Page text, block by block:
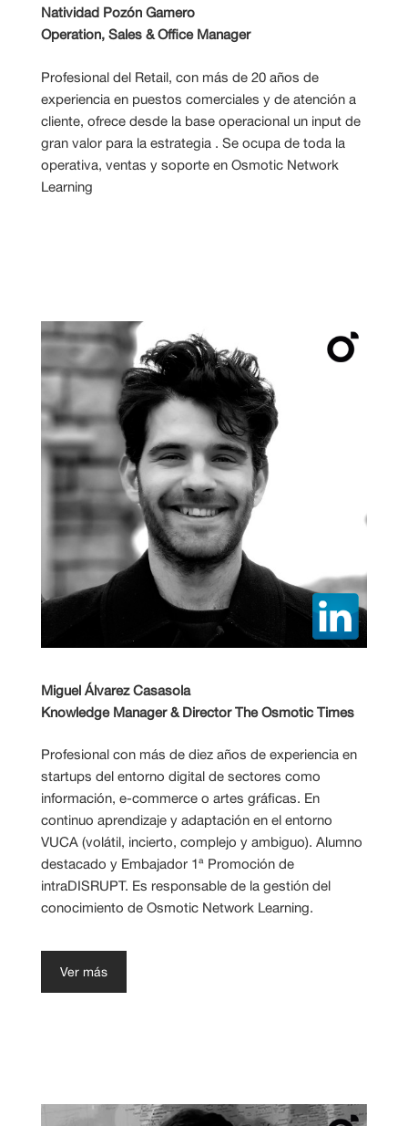
Natividad Pozón Gamero
Operation, Sales & Office Manager
Profesional del Retail, con más de 20 años de
experiencia en puestos comerciales y de atención a
cliente, ofrece desde la base operacional un input de
gran valor para la estrategia . Se ocupa de toda la
operativa, ventas y soporte en Osmotic Network
Learning
Miguel Álvarez Casasola
Knowledge Manager & Director The Osmotic Times
Profesional con más de diez años de experiencia en
startups del entorno digital de sectores como
información, e-commerce o artes gráficas. En
continuo aprendizaje y adaptación en el entorno
VUCA (volátil, incierto, complejo y ambiguo). Alumno
destacado y Embajador 1ª Promoción de
intraDISRUPT. Es responsable de la gestión del
conocimiento de Osmotic Network Learning.
Ver más